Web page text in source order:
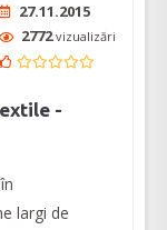
27.11.2015
2772vizualizări
-
largi de